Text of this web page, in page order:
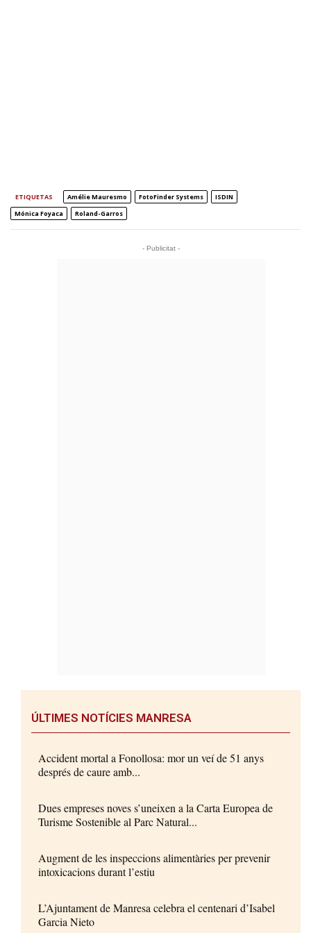
ETIQUETAS Amélie Mauresmo FotoFinder Systems
ISDIN
Mónica Foyaca
Roland-Garros
- Publicitat -
ÚLTIMES NOTÍCIES MANRESA
Accident mortal a Fonollosa: mor un veí de 51 anys
després de caure amb...
Dues empreses noves s’uneixen a la Carta Europea de
Turisme Sostenible al Parc Natural...
Augment de les inspeccions alimentàries per prevenir
intoxicacions durant l’estiu
L’Ajuntament de Manresa celebra el centenari d’Isabel
Garcia Nieto